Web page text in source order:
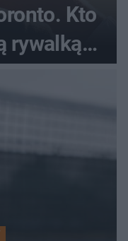
Kto
rywalką